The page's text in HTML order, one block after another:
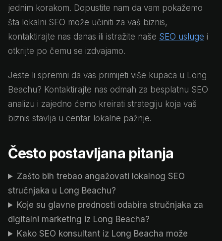
jednim korakom. Dopustite nam da vam pokažemo
šta lokalni SEO može učiniti za vaš biznis,
kontaktirajte nas danas ili istražite naše SEO usluge i
otkrijte po čemu se izdvajamo.
Jeste li spremni da vas primijeti više kupaca u Long
Beachu? Kontaktirajte nas odmah za besplatnu SEO
analizu i zajedno ćemo kreirati strategiju koja vaš
biznis stavlja u centar lokalne pažnje.
Često postavljana pitanja
Zašto bih trebao angažovati lokalnog SEO
stručnjaka u Long Beachu?
Koje su glavne prednosti odabira stručnjaka za
digitalni marketing iz Long Beacha?
Kako SEO konsultant iz Long Beacha može